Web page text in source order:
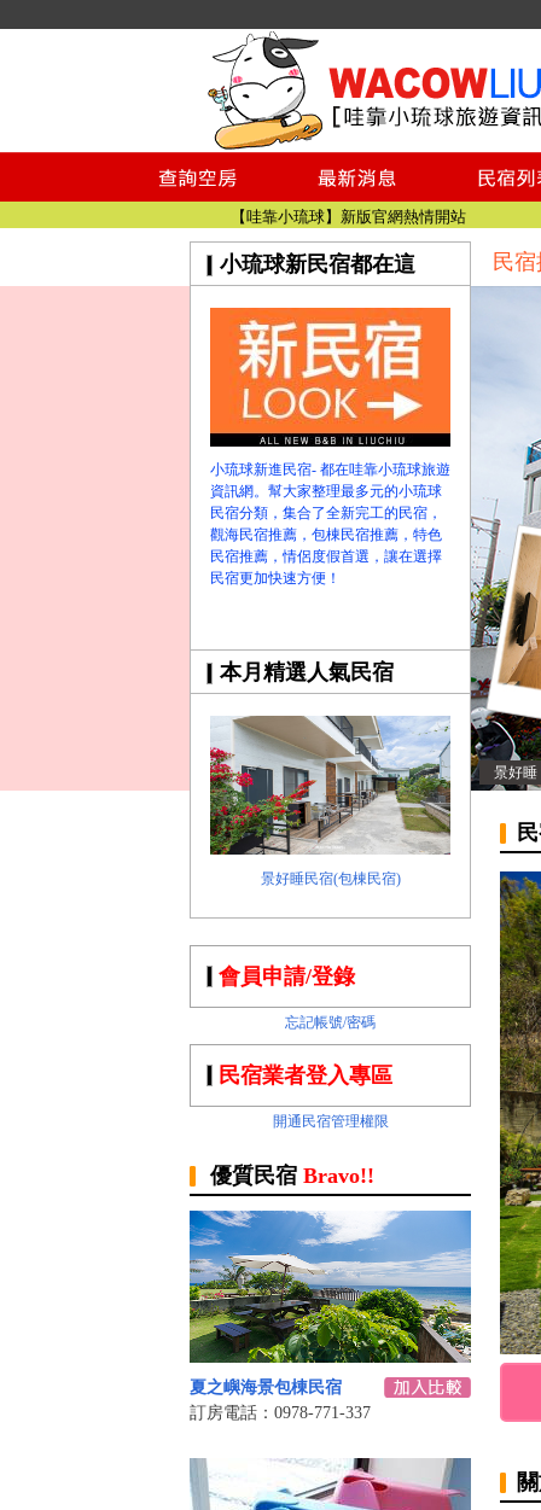
小琉球民宿空房
小琉球民宿
小琉球民宿推薦
【小琉球民宿特約】東港停車場!!看這邊
小琉球民宿 最完整的旅遊資訊都在這
【哇靠小琉球】新版官網熱情開站
【哇靠小琉球粉絲團】即時動態!!
小琉球民宿空房
小琉球民宿
小琉球民宿推薦
【小琉球民宿特約】東港停車場!!看這邊
小琉球民宿 最完整的旅遊資訊都在這
【哇靠小琉球】新版官網熱情開站
【哇靠小琉球粉絲團】即時動態!!
小琉球新民宿都在這
小琉球新進民宿- 都在哇靠小琉球旅遊
資訊網。幫大家整理最多元的小琉球
民宿分類，集合了全新完工的民宿，
觀海民宿推薦，包棟民宿推薦，特色
民宿推薦，情侶度假首選，讓在選擇
民宿更加快速方便！
本月精選人氣民宿
景好睡民宿(包棟民宿)
景好睡
民
會員申請/登錄
忘記帳號/密碼
民宿業者登入專區
開通民宿管理權限
優質民宿 Bravo!!
夏之嶼海景包棟民宿
訂房電話：0978-771-337